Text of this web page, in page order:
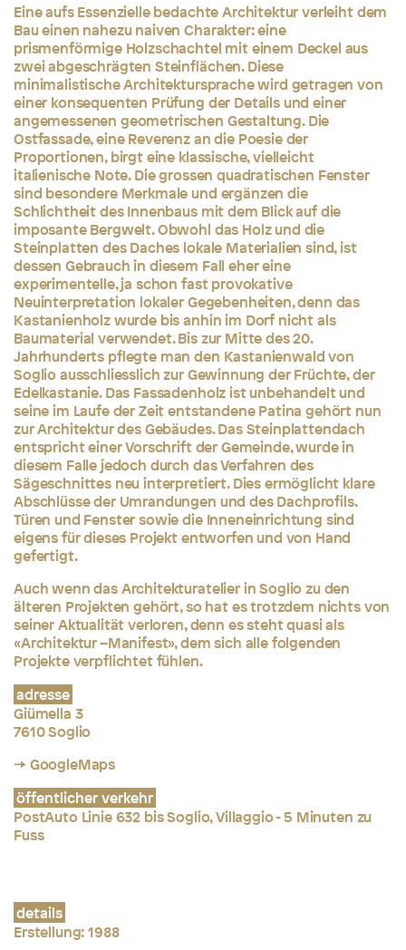
Eine aufs Essenzielle bedachte Architektur verleiht dem
Bau einen nahezu naiven Charakter: eine
prismenförmige Holzschachtel mit einem Deckel aus
zwei abgeschrägten Steinflächen. Diese
minimalistische Architektursprache wird getragen von
einer konsequenten Prüfung der Details und einer
angemessenen geometrischen Gestaltung. Die
Ostfassade, eine Reverenz an die Poesie der
Proportionen, birgt eine klassische, vielleicht
italienische Note. Die grossen quadratischen Fenster
sind besondere Merkmale und ergänzen die
Schlichtheit des Innenbaus mit dem Blick auf die
imposante Bergwelt. Obwohl das Holz und die
Steinplatten des Daches lokale Materialien sind, ist
dessen Gebrauch in diesem Fall eher eine
experimentelle, ja schon fast provokative
Neuinterpretation lokaler Gegebenheiten, denn das
Kastanienholz wurde bis anhin im Dorf nicht als
Baumaterial verwendet. Bis zur Mitte des 20.
Jahrhunderts pflegte man den Kastanienwald von
Soglio ausschliesslich zur Gewinnung der Früchte, der
Edelkastanie. Das Fassadenholz ist unbehandelt und
seine im Laufe der Zeit entstandene Patina gehört nun
zur Architektur des Gebäudes. Das Steinplattendach
entspricht einer Vorschrift der Gemeinde, wurde in
diesem Falle jedoch durch das Verfahren des
Sägeschnittes neu interpretiert. Dies ermöglicht klare
Abschlüsse der Umrandungen und des Dachprofils.
Türen und Fenster sowie die Inneneinrichtung sind
eigens für dieses Projekt entworfen und von Hand
gefertigt.
Auch wenn das Architekturatelier in Soglio zu den
älteren Projekten gehört, so hat es trotzdem nichts von
seiner Aktualität verloren, denn es steht quasi als
«Architektur –Manifest», dem sich alle folgenden
Projekte verpflichtet fühlen.
adresse
Giümella 3
7610 Soglio
→ GoogleMaps
öffentlicher verkehr
PostAuto Linie 632 bis Soglio, Villaggio - 5 Minuten zu
Fuss
details
Erstellung: 1988